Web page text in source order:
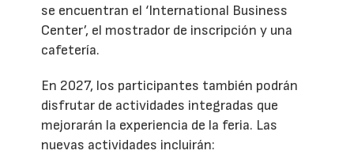
se encuentran el ‘International Business
Center’, el mostrador de inscripción y una
cafetería.
En 2027, los participantes también podrán
disfrutar de actividades integradas que
mejorarán la experiencia de la feria. Las
nuevas actividades incluirán: